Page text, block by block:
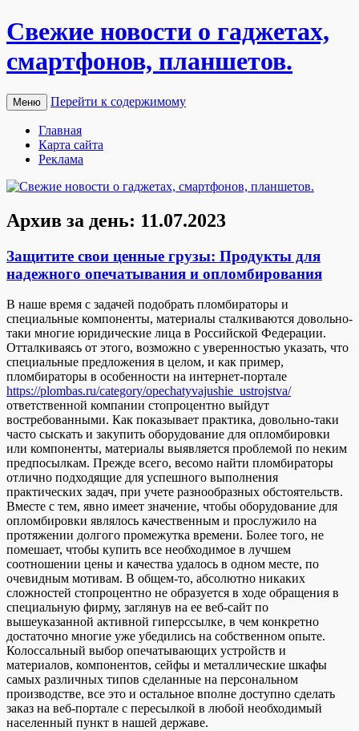
Свежие новости о гаджетах,
смартфонов, планшетов.
Меню Перейти к содержимому
Главная
Карта сайта
Реклама
Архив за день: 11.07.2023
Защитите свои ценные грузы: Продукты для
надежного опечатывания и опломбирования
В нaшe врeмя с задачей подобрать пломбираторы и
специальные компоненты, материалы сталкиваются довольно-
таки многие юридические лица в Российской Федерации.
Отталкиваясь от этого, возможно с уверенностью указать, что
специальные предложения в целом, и как пример,
пломбираторы в особенности на интернет-портале
https://plombas.ru/category/opechatyvajushie_ustrojstva/
ответственной компании стопроцентно выйдут
востребованными. Как показывает практика, довольно-таки
часто сыскать и закупить оборудование для опломбировки
или компоненты, материалы выявляется проблемой по неким
предпосылкам. Прежде всего, весомо найти пломбираторы
отлично подходящие для успешного выполнения
практических задач, при учете разнообразных обстоятельств.
Вместе с тем, явно имеет значение, чтобы оборудование для
опломбировки являлось качественным и прослужило на
протяжении долгого промежутка времени. Более того, не
помешает, чтобы купить все необходимое в лучшем
соотношении цены и качества удалось в одном месте, по
очевидным мотивам. В общем-то, абсолютно никаких
сложностей стопроцентно не образуется в ходе обращения в
специальную фирму, заглянув на ее веб-сайт по
вышеуказанной активной гиперссылке, в чем конкретно
достаточно многие уже убедились на собственном опыте.
Колоссальный выбор опечатывающих устройств и
материалов, компонентов, сейфы и металлические шкафы
самых различных типов сделанные на персональном
производстве, все это и остальное вполне доступно сделать
заказ на веб-портале с пересылкой в любой необходимый
населенный пункт в нашей державе.